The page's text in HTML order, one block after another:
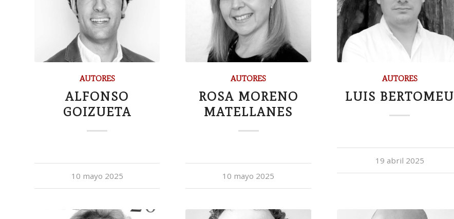
AUTORES
ALFONSO
GOIZUETA
10 mayo 2025
AUTORES
ROSA MORENO
MATELLANES
10 mayo 2025
AUTORES
LUIS BERTOMEU
19 abril 2025